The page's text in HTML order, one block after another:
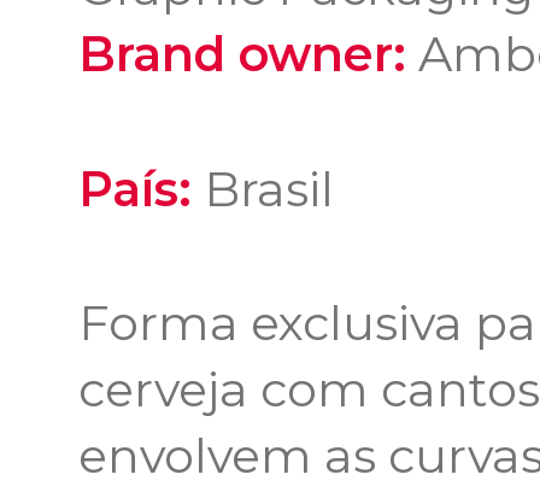
Brand owner:
País: Brasil
Forma exclusiva
cerveja com
envolvem as